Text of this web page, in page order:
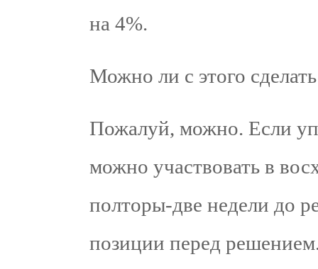
на 4%.
Можно ли с этого
Пожалуй, можно. Если
можно участвовать в
полторы-две недели до
позиции перед